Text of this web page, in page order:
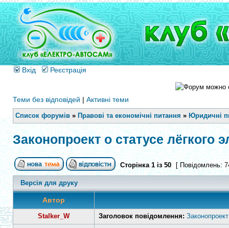
Вхід Реєстрація
Теми без відповідей | Активні теми
Список форумів » Правові та економічні питання » Юридичні
Законопроект о статусе лёгкого
Сторінка 1із50 [ Повідомлень:
Версія для друку
Автор
Stalker_W Заголовок повідомлення: